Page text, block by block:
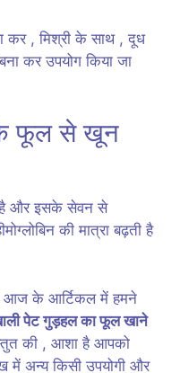
कर , मिश्री के साथ , दूध
कर उपयोग किया जा
के फूल से खून
है और इसके सेवन से
की मात्रा बढ़ती है
के आज के आर्टिकल में हमने
पेट गुड़हल का फूल खाने
की , आशा है आपको
में अन्य किसी उपयोगी और